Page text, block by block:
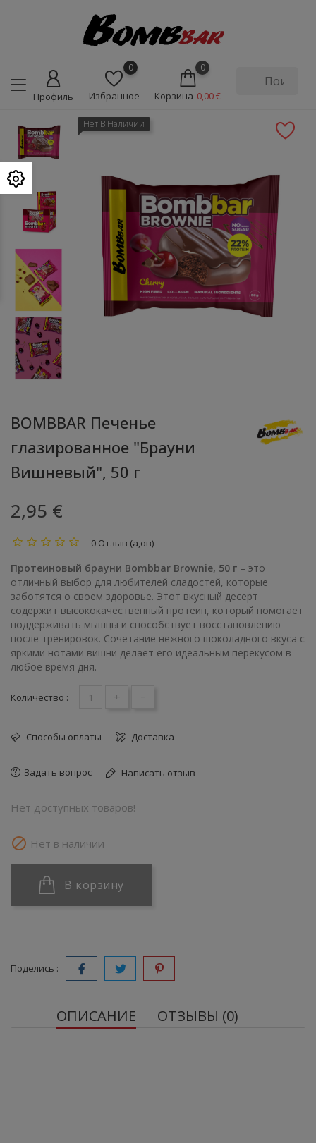
Профиль
0
Избранное
0
Корзина 0,00 €
Нет В Наличии
BOMBBAR Печенье
глазированное "Брауни
Вишневый", 50 г
2,95 €
0 Отзыв (а,ов)
Протеиновый брауни Bombbar Brownie, 50 г – это
отличный выбор для любителей сладостей, которые
заботятся о своем здоровье. Этот вкусный десерт
содержит высококачественный протеин, который помогает
поддерживать мышцы и способствует восстановлению
после тренировок. Сочетание нежного шоколадного вкуса с
яркими нотами вишни делает его идеальным перекусом в
любое время дня.
Количество : + -
Способы оплаты Доставка
Задать вопрос Написать отзыв
Нет доступных товаров!
 Нет в наличии
В корзину
Поделись :
ОПИСАНИЕ ОТЗЫВЫ (0)